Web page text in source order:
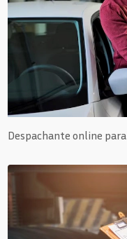
Despachante online